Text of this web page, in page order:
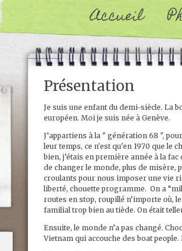
Accueil
Présentation
Je suis une enfant du demi-siècle. La
européen. Moi je suis née à Genève.
J’appartiens à la " génération 68 ",
leur temps, ce n'est qu'en 1970 que le
bien, j’étais en première année à la
de changer le monde, plus de misère,
croulants pour nous imposer une vie
liberté, chouette programme. On a
routes en stop, roupillé n’importe où,
familial trop bien au tiède. On était
Ensuite, le monde n’a pas changé.
Vietnam qui accouche des boat people.